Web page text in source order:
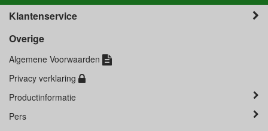
Klantenservice
Overige
Algemene Voorwaarden
Privacy verklaring
Productinformatie
Pers